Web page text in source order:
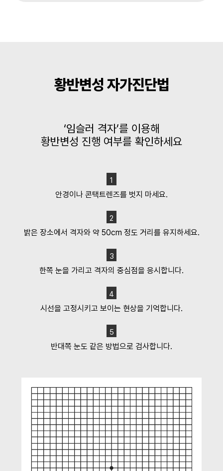
황반변성 자가진단법
‘임슬러 격자’를 이용해
황반변성 진행 여부를 확인하세요
1
안경이나 콘택트렌즈를 벗지 마세요.
2
밝은 장소에서 격자와 약 50cm 정도 거리를 유지하세요.
3
한쪽 눈을 가리고 격자의 중심점을 응시합니다.
4
시선을 고정시키고 보이는 현상을 기억합니다.
5
반대쪽 눈도 같은 방법으로 검사합니다.